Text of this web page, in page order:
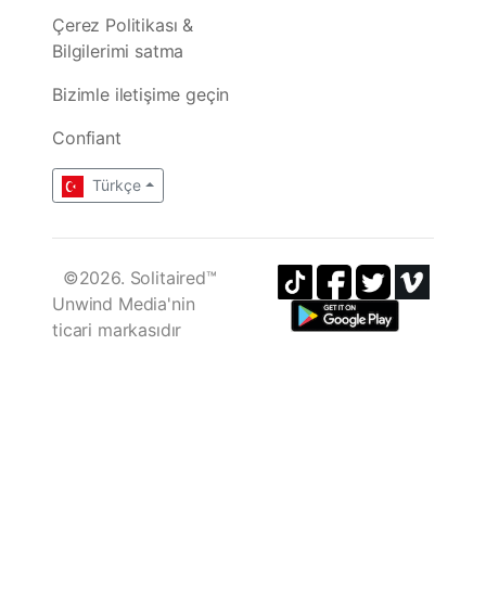
Çerez Politikası &
Bilgilerimi satma
Bizimle iletişime geçin
Confiant
Türkçe
©2026. Solitaired™
Unwind Media'nin
ticari markasıdır